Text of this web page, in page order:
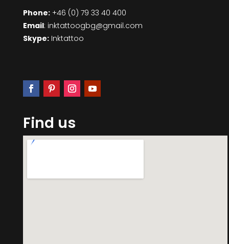
Phone:+46 (0) 79 33 40 400
Email: inktattoogbg@gmail.com
Skype:Inktattoo
Find us